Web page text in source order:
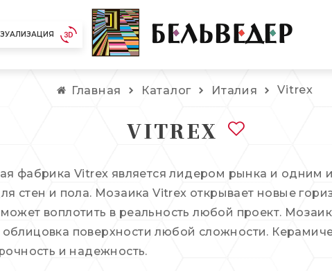
Главная Каталог Италия Vitrex
VITREX
фабрика Vitrex является лидером рынка и одним
стен и пола. Мозаика Vitrex открывает новые
воплотить в реальность любой проект.
поверхности любой сложности.
и надежность.